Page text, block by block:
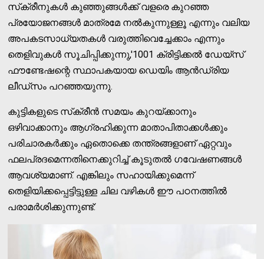
സ്‌ക്രീനുകള്‍ കുഞ്ഞുങ്ങള്‍ക്ക് വളരെ കുറഞ്ഞ
പ്രയോജനങ്ങള്‍ മാത്രമേ നല്‍കുന്നുള്ളൂ എന്നും വലിയ
അപകടസാധ്യതകള്‍ വരുത്തിവെച്ചേക്കാം എന്നും
തെളിവുകള്‍ സൂചിപ്പിക്കുന്നു,'1001 ക്രിട്ടിക്കല്‍ ഡേയ്സ്
ഫൗണ്ടേഷന്റെ സ്ഥാപകയായ ഡെയിം ആന്‍ഡ്രിയ
ലീഡ്സം പറഞ്ഞയുന്നു.
കുട്ടികളുടെ സ്‌ക്രീന്‍ സമയം കുറയ്ക്കാനും
ഒഴിവാക്കാനും ആഗ്രഹിക്കുന്ന മാതാപിതാക്കള്‍ക്കും
പരിചാരകര്‍ക്കും ഏതൊക്കെ തന്ത്രങ്ങളാണ് ഏറ്റവും
ഫലപ്രദമെന്നതിനെക്കുറിച്ച് കൂടുതല്‍ ഗവേഷണങ്ങള്‍
ആവശ്യമാണ്. എങ്കിലും സഹായിക്കുമെന്ന്
തെളിയിക്കപ്പെട്ടിട്ടുള്ള ചില വഴികള്‍ ഈ പഠനത്തില്‍
പരാമര്‍ശിക്കുന്നുണ്ട്: